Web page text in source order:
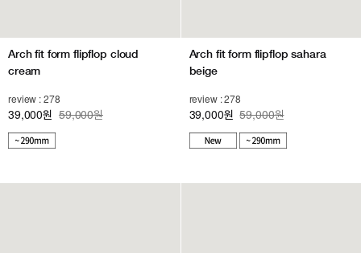
Arch fit form flipflop cloud
cream
review : 278
39,000원 59,000원
Arch fit form flipflop sahara
beige
review : 278
39,000원 59,000원